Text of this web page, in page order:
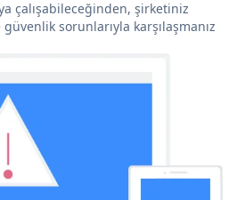
çalışabileceğinden, şirketiniz
sorunlarıyla karşılaşmanız